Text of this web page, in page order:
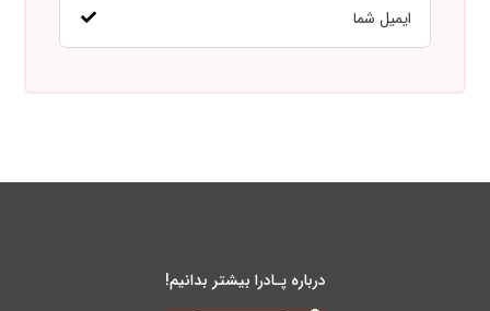
درباره پـادرا بیشتر بدانیم!